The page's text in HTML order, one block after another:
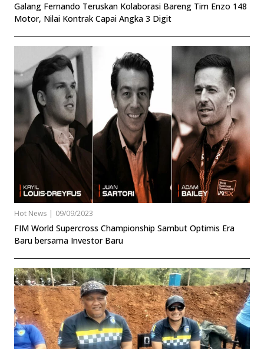
Galang Fernando Teruskan Kolaborasi Bareng Tim Enzo 148
Motor, Nilai Kontrak Capai Angka 3 Digit
Hot News | 09/09/2023
FIM World Supercross Championship Sambut Optimis Era
Baru bersama Investor Baru